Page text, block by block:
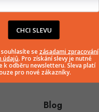
@huka.cz
+420777799661
Blog
CHCI SLEVU
se zásadami zpracování
údajů. Pro získání slevy je nutné
k odběru newsletteru. Sleva platí
pro nové zákazníky.